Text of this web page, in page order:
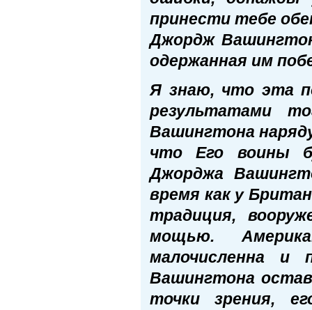
принести тебе
Джордж
одержанная им
Я знаю, что эта
результатами
Вашингтона
что Его воины
Джорджа
время как у
традиция,
мощью.
малочисленна и
Вашингтона
точки зрения,